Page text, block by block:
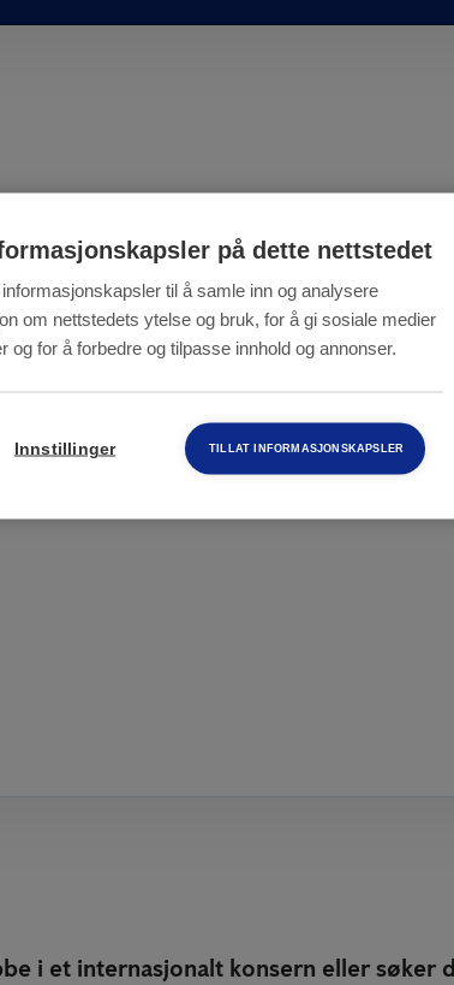
søke på noen av våre ledige stillinger
i et internasjonalt konsern eller søker
på dette nettstedet
til å samle inn og analysere
om nettstedets ytelse og bruk, for å gi sosiale medier
og for å forbedre og tilpasse innhold og annonser.
Innstillinger TILLAT INFORMASJONSKAPSLER